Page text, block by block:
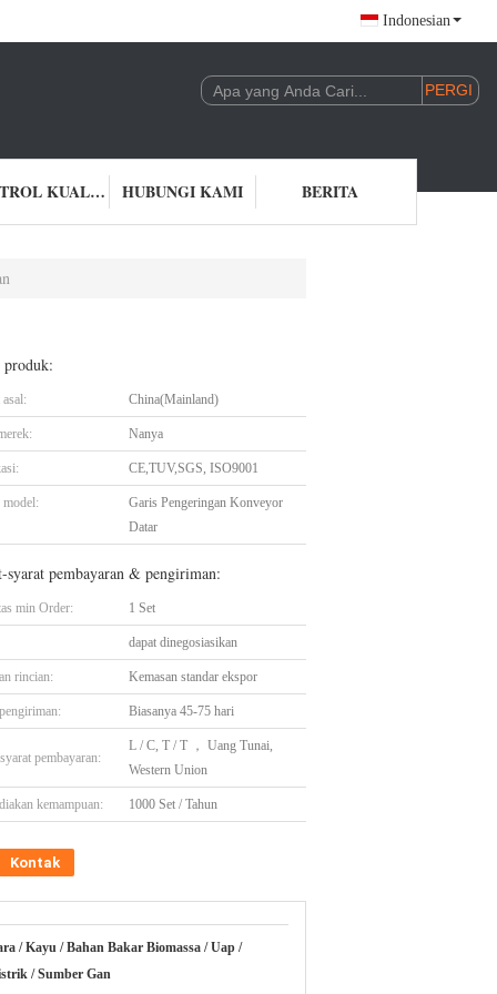
Indonesian
KONTROL KUALITAS HUBUNGI KAMI BERITA
China(Mainland)
Nanya
CE,TUV,SGS, ISO9001
Garis Pengeringan Konveyor
Datar
syarat pembayaran & pengiriman:
min Order: 1 Set
dapat dinegosiasikan
rincian: Kemasan standar ekspor
Biasanya 45-75 hari
pembayaran:
L / C, T / T ， Uang Tunai,
Western Union
kemampuan: 1000 Set / Tahun
Kontak
/ Kayu / Bahan Bakar Biomassa / Uap /
/ Sumber Gan